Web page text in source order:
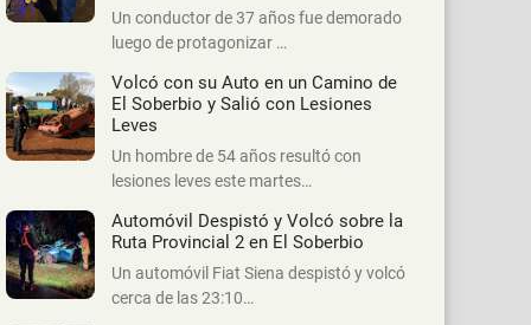
Un conductor de 37 años fue demorado
luego de protagonizar …
Volcó con su Auto en un Camino de
El Soberbio y Salió con Lesiones
Leves
Un hombre de 54 años resultó con
lesiones leves este martes…
Automóvil Despistó y Volcó sobre la
Ruta Provincial 2 en El Soberbio
Un automóvil Fiat Siena despistó y volcó
cerca de las 23:10…